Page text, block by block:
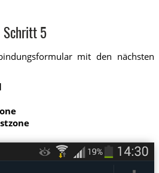
Schritt 5
mit den nächsten